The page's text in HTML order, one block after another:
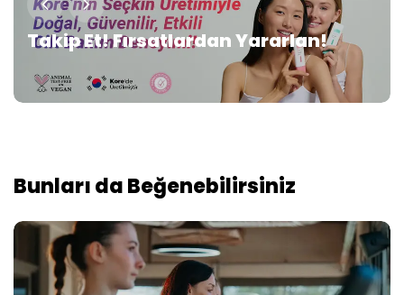
Takip Et! Fırsatlardan Yararlan!
Bunları da Beğenebilirsiniz